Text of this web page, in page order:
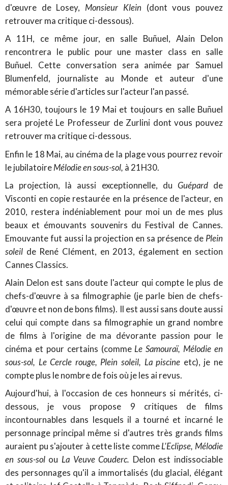
d'œuvre de Losey, Monsieur Klein (dont vous pouvez
retrouver ma critique ci-dessous).
A 11H, ce même jour, en salle Buñuel, Alain Delon
rencontrera le public pour une master class en salle
Buñuel. Cette conversation sera animée par Samuel
Blumenfeld, journaliste au Monde et auteur d'une
mémorable série d'articles sur l'acteur l'an passé.
A 16H30, toujours le 19 Mai et toujours en salle Buñuel
sera projeté Le Professeur de Zurlini dont vous pouvez
retrouver ma critique ci-dessous.
Enfin le 18 Mai, au cinéma de la plage vous pourrez revoir
le jubilatoireMélodie en sous-sol, à 21H30.
La projection, là aussi exceptionnelle, du Guépardde
Visconti en copie restaurée en la présence de l'acteur, en
2010, restera indéniablement pour moi un de mes plus
beaux et émouvants souvenirs du Festival de Cannes.
Emouvante fut aussi la projection en sa présence de Plein
soleil de René Clément, en 2013, également en section
Cannes Classics.
Alain Delon est sans doute l'acteur qui compte le plus de
chefs-d'œuvre à sa filmographie (je parle bien de chefs-
d'œuvre et non de bons films). Il est aussi sans doute aussi
celui qui compte dans sa filmographie un grand nombre
de films à l'origine de ma dévorante passion pour le
cinéma et pour certains (comme Le Samouraï, Mélodie en
sous-sol, Le Cercle rouge, Plein soleil, La piscine etc), je ne
compte plus le nombre de fois où je les ai revus.
Aujourd'hui, à l'occasion de ces honneurs si mérités, ci-
dessous, je vous propose 9 critiques de films
incontournables dans lesquels il a tourné et incarné le
personnage principal même si d'autres très grands films
auraient pu s'ajouter à cette liste commeL'Eclipse, Mélodie
en sous-solou La Veuve Couderc. Delon est indissociable
des personnages qu'il a immortalisés (du glacial, élégant